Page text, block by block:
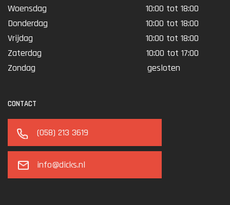
Woensdag
10:00 tot 18:00
Donderdag
10:00 tot 18:00
Vrijdag
10:00 tot 18:00
Zaterdag
10:00 tot 17:00
Zondag
gesloten
CONTACT
(058) 213 3619
info@dicks.nl